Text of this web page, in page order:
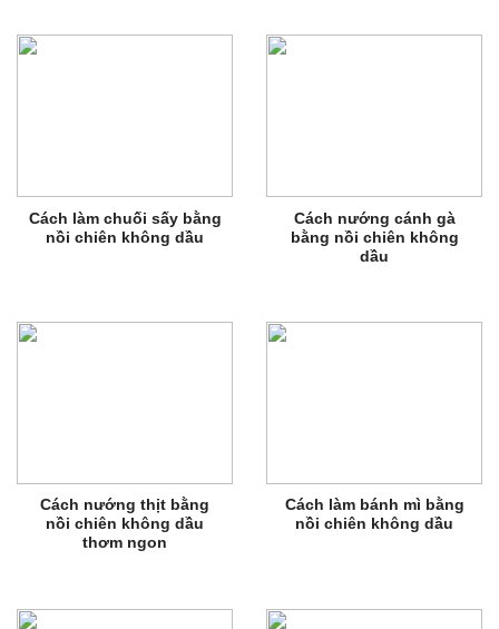
Cách làm chuối sấy bằng
nồi chiên không dầu
Cách nướng cánh gà
bằng nồi chiên không
dầu
Cách nướng thịt bằng
nồi chiên không dầu
thơm ngon
Cách làm bánh mì bằng
nồi chiên không dầu